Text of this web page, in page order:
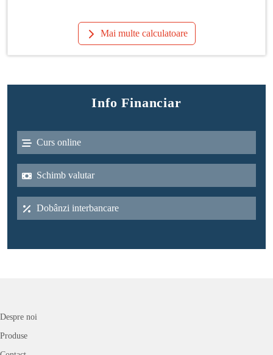
Mai multe calculatoare
Info Financiar
Curs online
Schimb valutar
Dobânzi interbancare
Despre noi
Produse